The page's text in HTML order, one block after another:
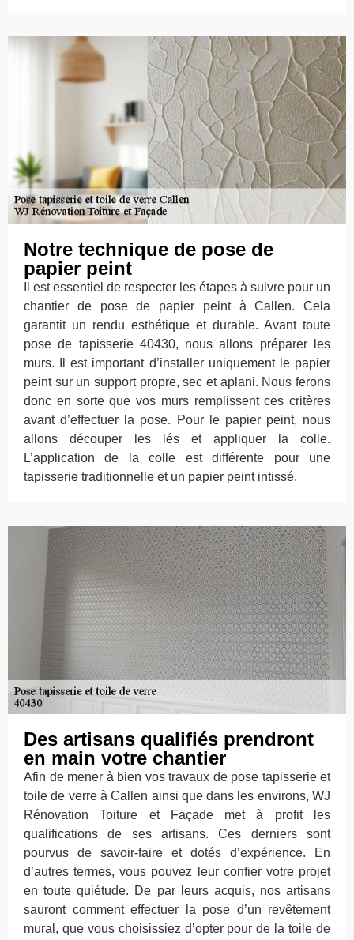
Notre technique de pose de
papier peint
Il est essentiel de respecter les étapes à suivre pour un
chantier de pose de papier peint à Callen. Cela
garantit un rendu esthétique et durable. Avant toute
pose de tapisserie 40430, nous allons préparer les
murs. Il est important d’installer uniquement le papier
peint sur un support propre, sec et aplani. Nous ferons
donc en sorte que vos murs remplissent ces critères
avant d’effectuer la pose. Pour le papier peint, nous
allons découper les lés et appliquer la colle.
L’application de la colle est différente pour une
tapisserie traditionnelle et un papier peint intissé.
Des artisans qualifiés prendront
en main votre chantier
Afin de mener à bien vos travaux de pose tapisserie et
toile de verre à Callen ainsi que dans les environs, WJ
Rénovation Toiture et Façade met à profit les
qualifications de ses artisans. Ces derniers sont
pourvus de savoir-faire et dotés d’expérience. En
d’autres termes, vous pouvez leur confier votre projet
en toute quiétude. De par leurs acquis, nos artisans
sauront comment effectuer la pose d’un revêtement
mural, que vous choisissiez d’opter pour de la toile de